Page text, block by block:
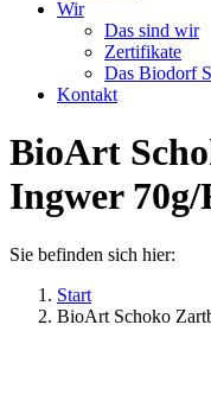
Wir
Das sind wir
Zertifikate
Das Biodorf
Kontakt
BioArt
Ingwer
Sie befinden sich hier:
Start
BioArt Schoko